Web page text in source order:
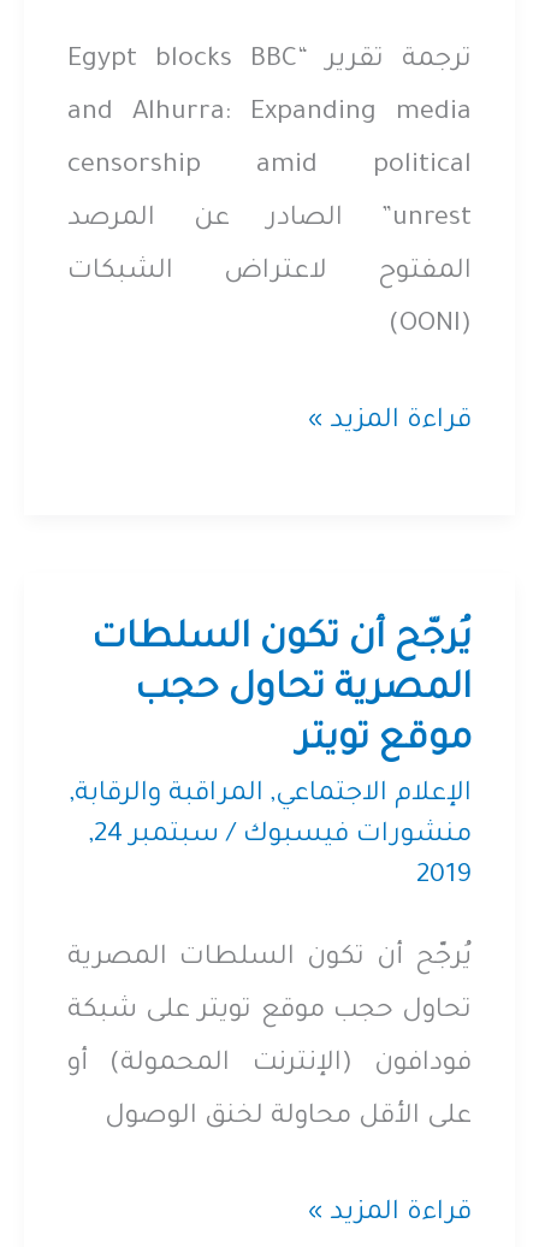
في
مصر
ترجمة تقرير “Egypt blocks BBC
and Alhurra: Expanding media
censorship amid political
unrest” الصادر عن المرصد
المفتوح لاعتراض الشبكات
(OONI)
مصر
سي
والحرة:
التوسع
في
الرقابة
الإعلام
وسط
الاضطرابات
السياسية
قراءة المزيد »
يُرجّح أن تكون السلطات
المصرية تحاول حجب
موقع تويتر
الإعلام الاجتماعي, المراقبة والرقابة,
منشورات فيسبوك /
سبتمبر 24,
2019
يُرجّح أن تكون السلطات المصرية
تحاول حجب موقع تويتر على شبكة
فودافون (الإنترنت المحمولة) أو
على الأقل محاولة لخنق الوصول
يُرجّح
قراءة المزيد »